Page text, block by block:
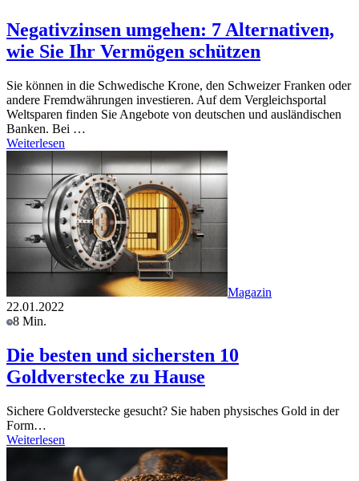
Negativzinsen umgehen: 7 Alternativen,
wie Sie Ihr Vermögen schützen
Sie können in die Schwedische Krone, den Schweizer Franken oder
andere Fremdwährungen investieren. Auf dem Vergleichsportal
Weltsparen finden Sie Angebote von deutschen und ausländischen
Banken. Bei …
Weiterlesen
Magazin
22.01.2022
8 Min.
Die besten und sichersten 10
Goldverstecke zu Hause
Sichere Goldverstecke gesucht? Sie haben physisches Gold in der
Form…
Weiterlesen